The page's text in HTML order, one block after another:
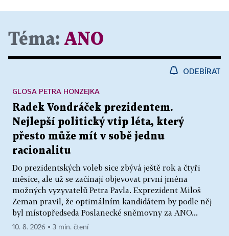
Téma: ANO
ODEBÍRAT
Radek Vondráček prezidentem.
Nejlepší politický vtip léta, který
přesto může mít v sobě jednu
racionalitu
Do prezidentských voleb sice zbývá ještě rok a čtyři
měsíce, ale už se začínají objevovat první jména
možných vyzyvatelů Petra Pavla. Exprezident Miloš
Zeman pravil, že optimálním kandidátem by podle něj
byl místopředseda Poslanecké sněmovny za ANO...
GLOSA PETRA HONZEJKA
10. 8. 2026 ▪ 3 min. čtení